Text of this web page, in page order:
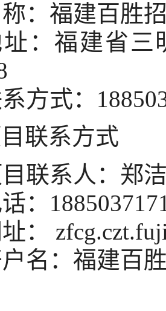
： 福建百胜
： 福建省三
方式：
联系方式
联系人： 郑
：
：
名： 福建百